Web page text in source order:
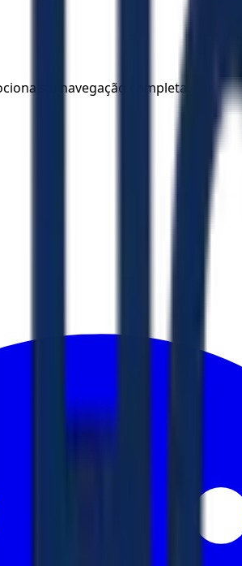
e navegação completa.